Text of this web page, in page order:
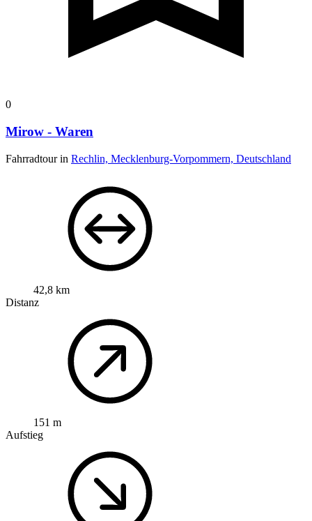
0
Mirow - Waren
Fahrradtour in Rechlin, Mecklenburg-Vorpommern, Deutschland
42,8 km
Distanz
151 m
Aufstieg